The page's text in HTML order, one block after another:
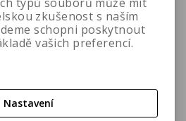
levá a pravá strana
zkušenost s naším
schopni poskytnout
vašich preferencí.
Nastavení